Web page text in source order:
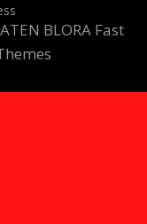
BLORA Fast